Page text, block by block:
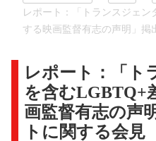
レポート：「トランスジェン
する映画監督有志の声明」掲
レポート：「ト
を含むLGBTQ+
画監督有志の声
トに関する会見